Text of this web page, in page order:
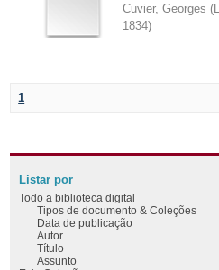
Cuvier, Georges (
1834)
1
Listar por
Todo a biblioteca digital
Tipos de documento & Coleções
Data de publicação
Autor
Título
Assunto